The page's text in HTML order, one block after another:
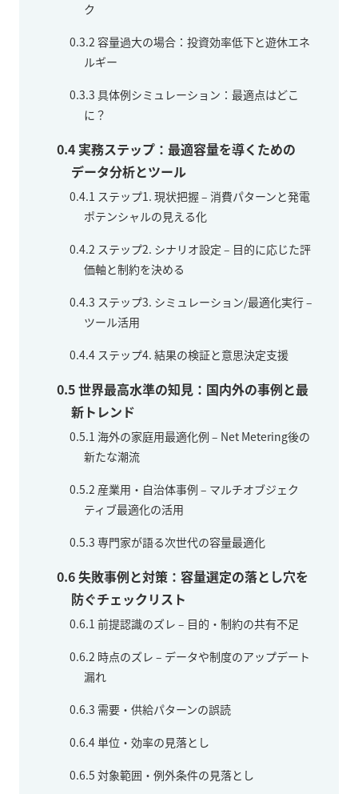
ク
0.3.2 容量過大の場合：投資効率低下と遊休エネ
ルギー
0.3.3 具体例シミュレーション：最適点はどこ
に？
0.4実務ステップ：最適容量を導くための
データ分析とツール
0.4.1 ステップ1. 現状把握 – 消費パターンと発電
ポテンシャルの見える化
0.4.2 ステップ2. シナリオ設定 – 目的に応じた評
価軸と制約を決める
0.4.3 ステップ3. シミュレーション/最適化実行 –
ツール活用
0.4.4ステップ4. 結果の検証と意思決定支援
0.5世界最高水準の知見：国内外の事例と最
新トレンド
0.5.1 海外の家庭用最適化例 – Net Metering後の
新たな潮流
0.5.2 産業用・自治体事例 – マルチオブジェク
ティブ最適化の活用
0.5.3 専門家が語る次世代の容量最適化
0.6失敗事例と対策：容量選定の落とし穴を
防ぐチェックリスト
0.6.1 前提認識のズレ – 目的・制約の共有不足
0.6.2 時点のズレ – データや制度のアップデート
漏れ
0.6.3 需要・供給パターンの誤読
0.6.4単位・効率の見落とし
0.6.5 対象範囲・例外条件の見落とし